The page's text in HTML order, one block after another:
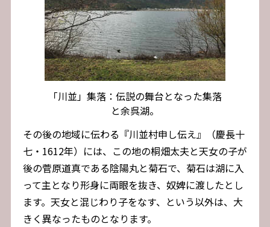
「川並」集落：伝説の舞台となった集落
と余呉湖。
その後の地域に伝わる『川並村申し伝え』（慶長十
七・1612年）には、この地の桐畑太夫と天女の子が
後の菅原道真である陰陽丸と菊石で、菊石は湖に入
って主となり形身に両眼を抜き、奴婢に渡したとし
ます。天女と混じわり子をなす、という以外は、大
きく異なったものとなります。